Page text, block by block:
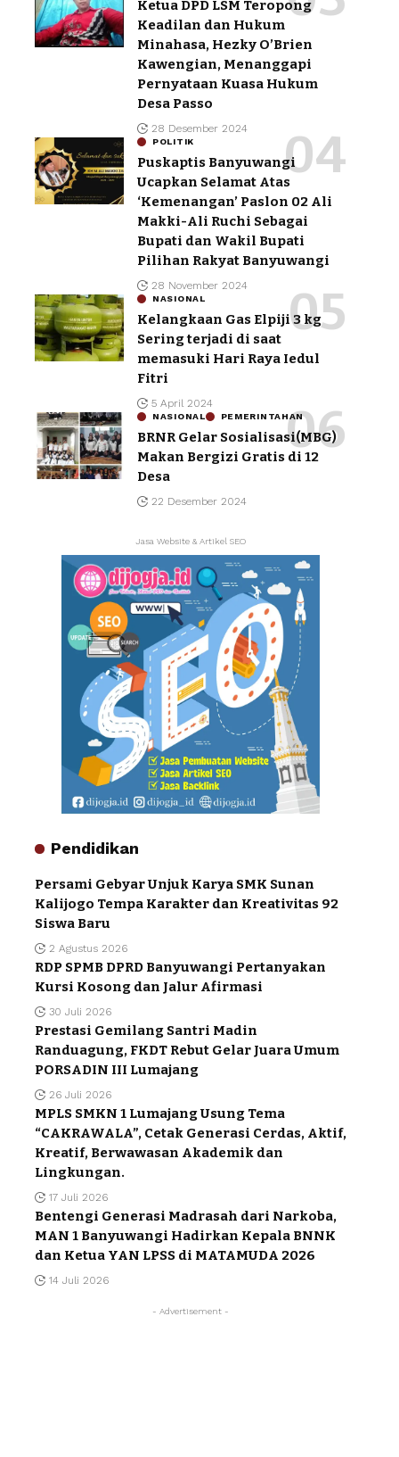
Ketua DPD LSM Teropong
Keadilan dan Hukum
Minahasa, Hezky O’Brien
Kawengian, Menanggapi
Pernyataan Kuasa Hukum
Desa Passo
28 Desember 2024
POLITIK
Puskaptis Banyuwangi
Ucapkan Selamat Atas
‘Kemenangan’ Paslon 02 Ali
Makki-Ali Ruchi Sebagai
Bupati dan Wakil Bupati
Pilihan Rakyat Banyuwangi
28 November 2024
NASIONAL
Kelangkaan Gas Elpiji 3 kg
Sering terjadi di saat
memasuki Hari Raya Iedul
Fitri
5 April 2024
NASIONAL PEMERINTAHAN
BRNR Gelar Sosialisasi(MBG)
Makan Bergizi Gratis di 12
Desa
22 Desember 2024
Jasa Website & Artikel SEO
Pendidikan
Persami Gebyar Unjuk Karya SMK Sunan
Kalijogo Tempa Karakter dan Kreativitas 92
Siswa Baru
2 Agustus 2026
RDP SPMB DPRD Banyuwangi Pertanyakan
Kursi Kosong dan Jalur Afirmasi
30 Juli 2026
Prestasi Gemilang Santri Madin
Randuagung, FKDT Rebut Gelar Juara Umum
PORSADIN III Lumajang
26 Juli 2026
MPLS SMKN 1 Lumajang Usung Tema
“CAKRAWALA”, Cetak Generasi Cerdas, Aktif,
Kreatif, Berwawasan Akademik dan
Lingkungan.
17 Juli 2026
Bentengi Generasi Madrasah dari Narkoba,
MAN 1 Banyuwangi Hadirkan Kepala BNNK
dan Ketua YAN LPSS di MATAMUDA 2026
14 Juli 2026
- Advertisement -